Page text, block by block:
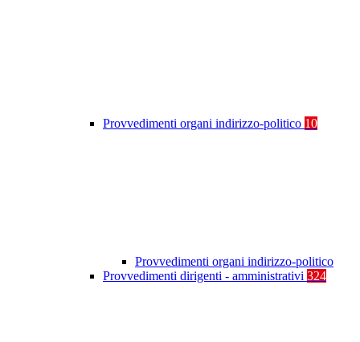
Provvedimenti organi indirizzo-politico 10
Provvedimenti organi indirizzo-politico
Provvedimenti dirigenti - amministrativi 324